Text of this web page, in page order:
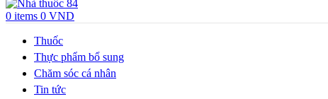
0 items 0 VND
Thuốc
Thực phẩm bổ sung
Chăm sóc cá nhân
Tin tức